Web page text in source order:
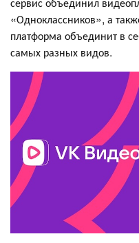
«Одноклассников», а
платформа объединит в
самых разных видов.